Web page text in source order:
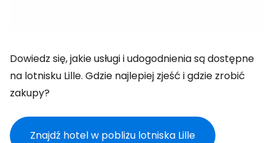
Dowiedz się, jakie usługi i udogodnienia są dostępne
na lotnisku Lille. Gdzie najlepiej zjeść i gdzie zrobić
zakupy?
Znajdź hotel w pobliżu lotniska Lille